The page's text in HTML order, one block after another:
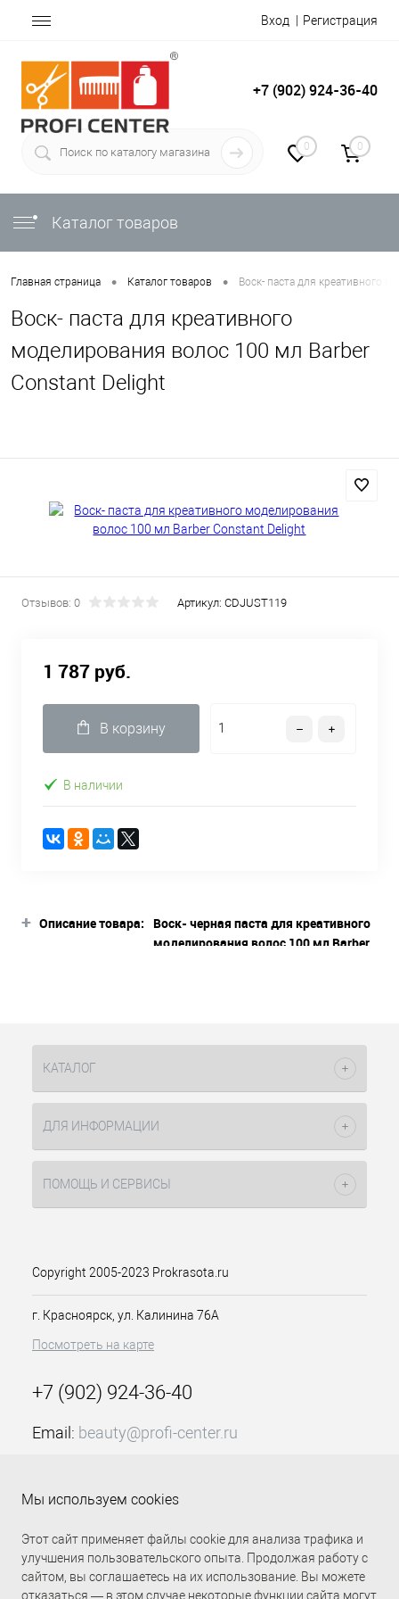
Вход Регистрация
+7 (902) 924-36-40
0 0
Каталог товаров
Главная страница • Каталог товаров • Воск- паста для креативного
Воск- паста для креативного
моделирования волос 100 мл Barber
Constant Delight
Отзывов: 0 Артикул: CDJUST119
1 787 руб.
В корзину
В наличии
+ Описание товара:
Воск- черная паста для креативного
моделирования волос 100 мл Barber
неповторимый стиль. Обладает
оставляя возможность создания
утонченных структурных укладок и
придать волосам беззаботный и
эффектный вид. Незаменимый
умелого формирования
Способ применения
КАТАЛОГ
ДЛЯ ИНФОРМАЦИИ
ПОМОЩЬ И СЕРВИСЫ
Copyright 2005-2023 Prokrasota.ru
г. Красноярск, ул. Калинина 76А
Посмотреть на карте
+7 (902) 924-36-40
Email: beauty@profi-center.ru
Прямая связь Profi Center
Мы используем cookies
Этот сайт применяет файлы cookie для анализа трафика и
улучшения пользовательского опыта. Продолжая работу с
сайтом, вы соглашаетесь на их использование. Вы можете
отказаться — в этом случае некоторые функции сайта могут